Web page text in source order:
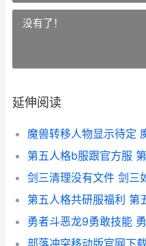
没有了！
延伸阅读
第五人格b服跟官方服
剑三清理没有文件 剑三